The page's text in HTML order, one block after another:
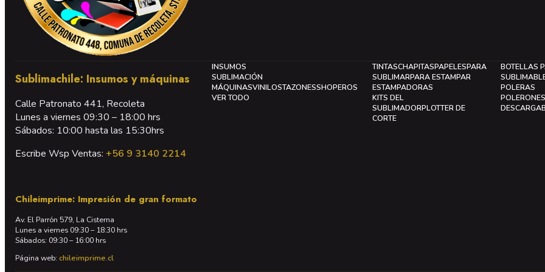
Sublimachile: Insumos y máquinas
Calle Patronato 441, Recoleta
Lunes a viernes 09:30 – 18:00 hrs
Sábados: 10:00 hasta las 15:30hrs
Escribe Wsp Ventas: +56 9 3140 2214
Chileimprime: Impresión de gran formato
Av. El Parrón 579, La Cisterna
Lunes a viernes 09:30 – 18:30 hrs
Sábados: 09:30 – 16:00 hrs
Página web: chileimprime.cl
INSUMOS
SUBLIMACIÓN
MÁQUINASVINILOSTAZONESSHOPEROS
VER TODO
TINTASCHAPITASPAPELESPARA
SUBLIMARPARA ESTAMPAR
ESTAMPADORAS
KITS DEL
SUBLIMADORPLOTTER DE
CORTE
BOTELLAS
POLERAS